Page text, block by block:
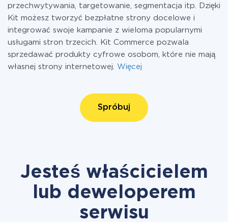
przechwytywania, targetowanie, segmentacja itp. Dzięki
Kit możesz tworzyć bezpłatne strony docelowe i
integrować swoje kampanie z wieloma popularnymi
usługami stron trzecich. Kit Commerce pozwala
sprzedawać produkty cyfrowe osobom, które nie mają
własnej strony internetowej. Więcej
Spróbuj
Jesteś właścicielem
lub deweloperem
serwisu